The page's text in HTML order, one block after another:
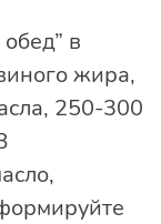
в
жира,
250-300